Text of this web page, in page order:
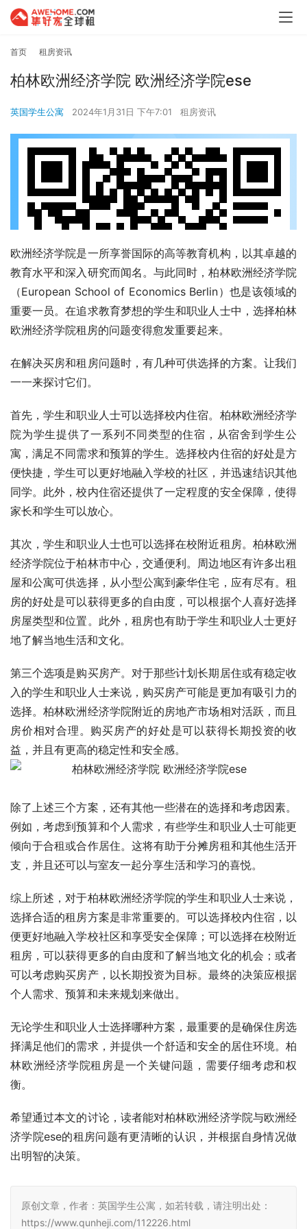
首页 租房资讯
柏林欧洲经济学院 欧洲经济学院ese
英国学生公寓 2024年1月31日 下午7:01 租房资讯
欧洲经济学院是一所享誉国际的高等教育机构，以其卓越的
教育水平和深入研究而闻名。与此同时，柏林欧洲经济学院
（European School of Economics Berlin）也是该领域的
重要一员。在追求教育梦想的学生和职业人士中，选择柏林
欧洲经济学院租房的问题变得愈发重要起来。
在解决买房和租房问题时，有几种可供选择的方案。让我们
一一来探讨它们。
首先，学生和职业人士可以选择校内住宿。柏林欧洲经济学
院为学生提供了一系列不同类型的住宿，从宿舍到学生公
寓，满足不同需求和预算的学生。选择校内住宿的好处是方
便快捷，学生可以更好地融入学校的社区，并迅速结识其他
同学。此外，校内住宿还提供了一定程度的安全保障，使得
家长和学生可以放心。
其次，学生和职业人士也可以选择在校附近租房。柏林欧洲
经济学院位于柏林市中心，交通便利。周边地区有许多出租
屋和公寓可供选择，从小型公寓到豪华住宅，应有尽有。租
房的好处是可以获得更多的自由度，可以根据个人喜好选择
房屋类型和位置。此外，租房也有助于学生和职业人士更好
地了解当地生活和文化。
第三个选项是购买房产。对于那些计划长期居住或有稳定收
入的学生和职业人士来说，购买房产可能是更加有吸引力的
选择。柏林欧洲经济学院附近的房地产市场相对活跃，而且
房价相对合理。购买房产的好处是可以获得长期投资的收
益，并且有更高的稳定性和安全感。
除了上述三个方案，还有其他一些潜在的选择和考虑因素。
例如，考虑到预算和个人需求，有些学生和职业人士可能更
倾向于合租或合作居住。这将有助于分摊房租和其他生活开
支，并且还可以与室友一起分享生活和学习的喜悦。
综上所述，对于柏林欧洲经济学院的学生和职业人士来说，
选择合适的租房方案是非常重要的。可以选择校内住宿，以
便更好地融入学校社区和享受安全保障；可以选择在校附近
租房，可以获得更多的自由度和了解当地文化的机会；或者
可以考虑购买房产，以长期投资为目标。最终的决策应根据
个人需求、预算和未来规划来做出。
无论学生和职业人士选择哪种方案，最重要的是确保住房选
择满足他们的需求，并提供一个舒适和安全的居住环境。柏
林欧洲经济学院租房是一个关键问题，需要仔细考虑和权
衡。
希望通过本文的讨论，读者能对柏林欧洲经济学院与欧洲经
济学院ese的租房问题有更清晰的认识，并根据自身情况做
出明智的决策。
原创文章，作者：英国学生公寓，如若转载，请注明出处：
https://www.qunheji.com/112226.html